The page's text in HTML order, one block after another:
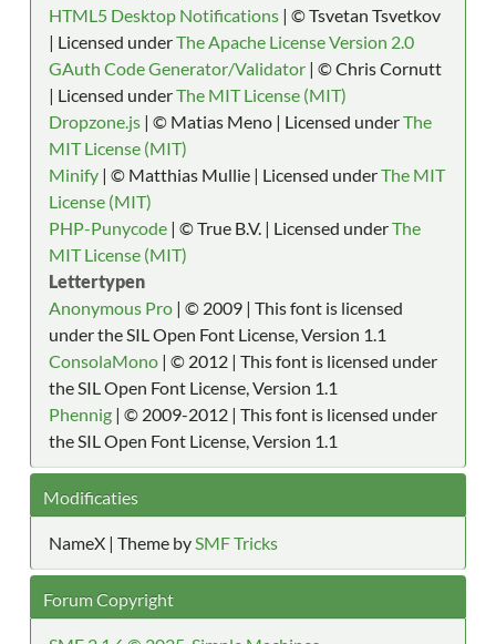
HTML5 Desktop Notifications | © Tsvetan Tsvetkov
| Licensed underThe Apache License Version 2.0
GAuth Code Generator/Validator | © Chris Cornutt
| Licensed underThe MIT License (MIT)
Dropzone.js | © Matias Meno | Licensed underThe
MIT License (MIT)
Minify | © Matthias Mullie | Licensed underThe MIT
License (MIT)
PHP-Punycode | © True B.V. | Licensed underThe
MIT License (MIT)
Lettertypen
Anonymous Pro | © 2009 | This font is licensed
under the SIL Open Font License, Version 1.1
ConsolaMono | © 2012 | This font is licensed under
the SIL Open Font License, Version 1.1
Phennig | © 2009-2012 | This font is licensed under
the SIL Open Font License, Version 1.1
Modificaties
NameX | Theme bySMF Tricks
Forum Copyright